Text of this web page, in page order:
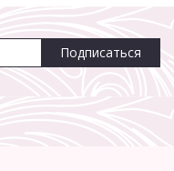
Подписаться